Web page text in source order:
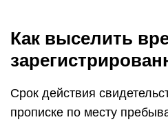
Как выселить
Срок действия
прописке по месту